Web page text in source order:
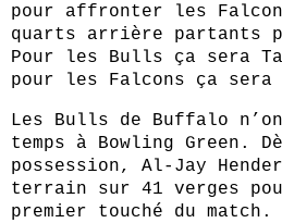
pour affronter les
quarts arrière partants
Pour les Bulls ça sera
pour les Falcons ça sera
Les Bulls de Buffalo
temps à Bowling Green.
possession, Al-Jay
terrain sur 41 verges
premier touché du match.